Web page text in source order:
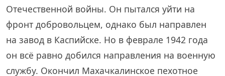
Отечественной войны. Он пытался уйти на
фронт добровольцем, однако был направлен
на завод в Каспийске. Но в феврале 1942 года
он всё равно добился направления на военную
службу. Окончил Махачкалинское пехотное